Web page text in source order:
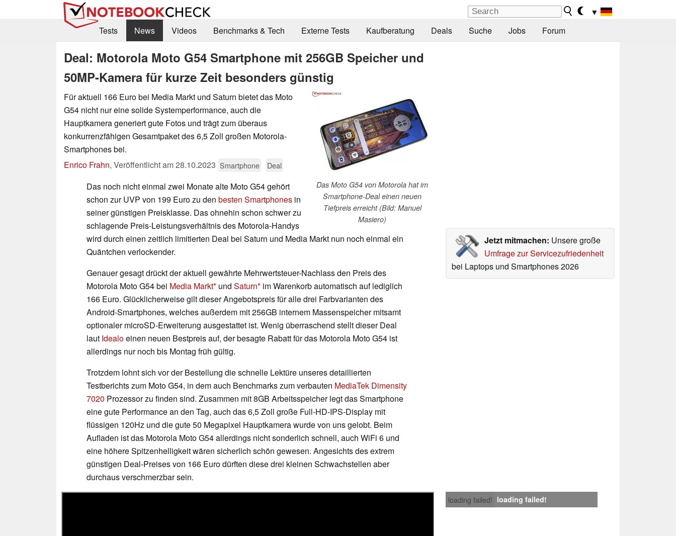
▼
Tests
News Videos Benchmarks & Tech Externe Tests Kaufberatung Deals Suche Jobs Forum
Deal: Motorola Moto G54 Smartphone mit 256GB Speicher und
50MP-Kamera für kurze Zeit besonders günstig
Das Moto G54 von Motorola hat im
Smartphone-Deal einen neuen
Tiefpreis erreicht (Bild: Manuel
Masiero)
Für aktuell 166 Euro bei Media Markt und Saturn bietet das Moto
G54 nicht nur eine solide Systemperformance, auch die
Hauptkamera generiert gute Fotos und trägt zum überaus
konkurrenzfähigen Gesamtpaket des 6,5 Zoll großen Motorola-
Smartphones bei.
Enrico Frahn, Veröffentlicht am28.10.2023 Smartphone Deal
Jetzt mitmachen: Unsere große
Umfrage zur Servicezufriedenheit
bei Laptops und Smartphones 2026
Das noch nicht einmal zwei Monate alte Moto G54 gehört
schon zur UVP von 199 Euro zu den besten Smartphones in
seiner günstigen Preisklasse. Das ohnehin schon schwer zu
schlagende Preis-Leistungsverhältnis des Motorola-Handys
wird durch einen zeitlich limitierten Deal bei Saturn und Media Markt nun noch einmal ein
Quäntchen verlockender.
Genauer gesagt drückt der aktuell gewährte Mehrwertsteuer-Nachlass den Preis des
Motorola Moto G54 bei Media Markt und Saturn im Warenkorb automatisch auf lediglich
166 Euro. Glücklicherweise gilt dieser Angebotspreis für alle drei Farbvarianten des
Android-Smartphones, welches außerdem mit 256GB internem Massenspeicher mitsamt
optionaler microSD-Erweiterung ausgestattet ist. Wenig überraschend stellt dieser Deal
laut Idealoeinen neuen Bestpreis auf, der besagte Rabatt für das Motorola Moto G54 ist
allerdings nur noch bis Montag früh gültig.
Trotzdem lohnt sich vor der Bestellung die schnelle Lektüre unseres detaillierten
Testberichts zum Moto G54, in dem auch Benchmarks zum verbauten MediaTek Dimensity
7020 Prozessor zu finden sind. Zusammen mit 8GB Arbeitsspeicher legt das Smartphone
eine gute Performance an den Tag, auch das 6,5 Zoll große Full-HD-IPS-Display mit
flüssigen 120Hz und die gute 50 Megapixel Hauptkamera wurde von uns gelobt. Beim
Aufladen ist das Motorola Moto G54 allerdings nicht sonderlich schnell, auch WiFi 6 und
eine höhere Spitzenhelligkeit wären sicherlich schön gewesen. Angesichts des extrem
günstigen Deal-Preises von 166 Euro dürften diese drei kleinen Schwachstellen aber
durchaus verschmerzbar sein.
loading failed! loading failed!